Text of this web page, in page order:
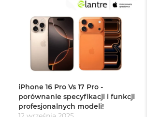
iPhone 16 Pro Vs 17 Pro -
porównanie specyfikacji i funkcji
profesjonalnych modeli!